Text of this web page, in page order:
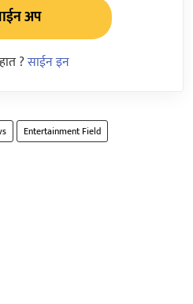
अप
?साईन इन
Entertainment Field